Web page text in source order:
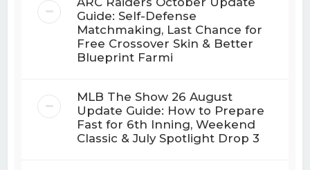
Guide: Self-Defense
Matchmaking, Last Chance for
Free Crossover Skin & Better
Blueprint Farmi
MLB The Show 26 August
Update Guide: How to Prepare
Fast for 6th Inning, Weekend
Classic & July Spotlight Drop 3